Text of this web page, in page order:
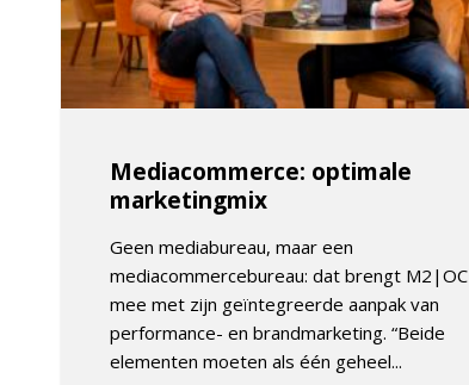
Mediacommerce: optimale
marketingmix
Geen mediabureau, maar een
mediacommercebureau: dat brengt M2|OC
mee met zijn geïntegreerde aanpak van
performance- en brandmarketing. “Beide
elementen moeten als één geheel...